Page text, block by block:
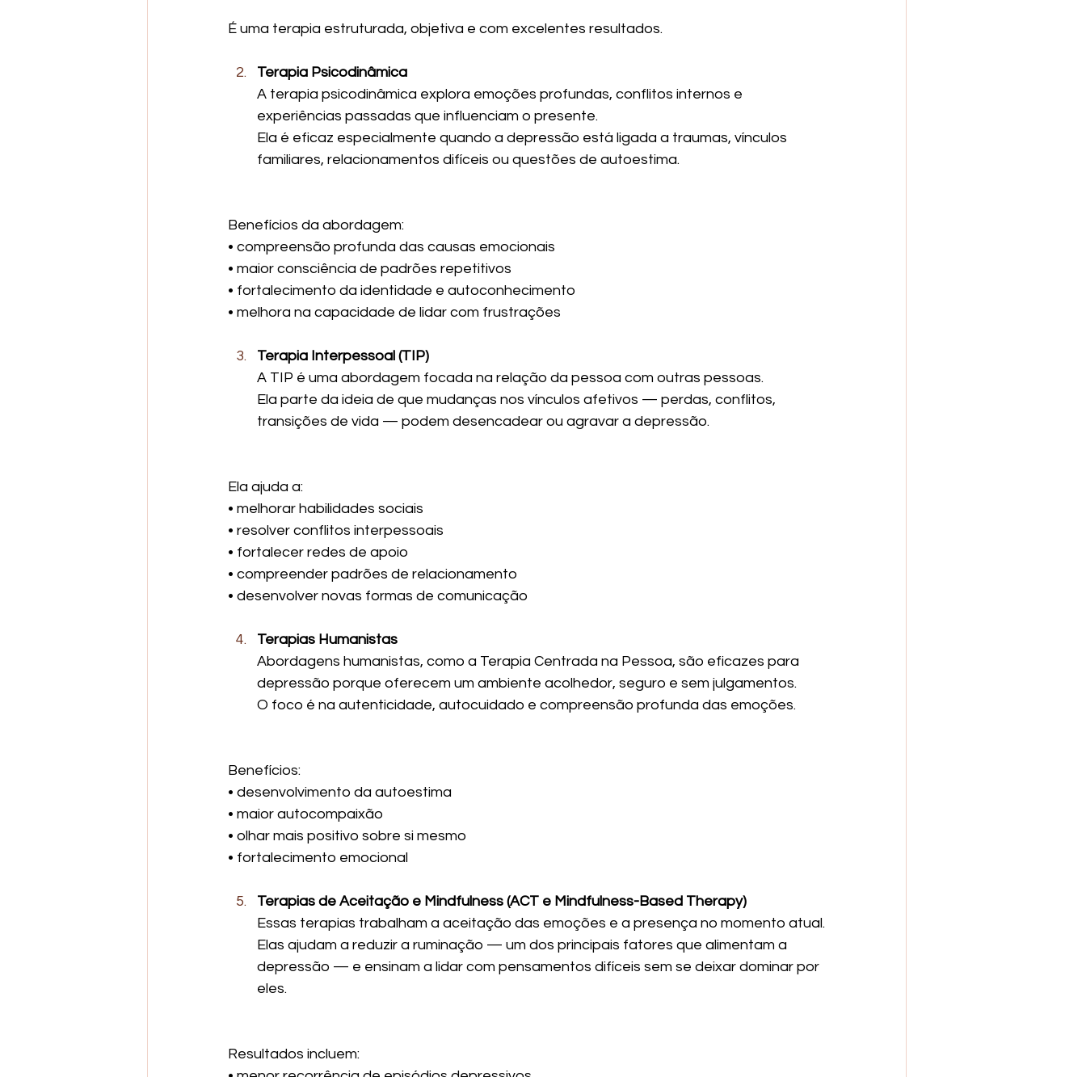
É uma terapia estruturada, objetiva e com excelentes resultados.
Terapia Psicodinâmica
A terapia psicodinâmica explora emoções profundas, conflitos internos e
experiências passadas que influenciam o presente.
Ela é eficaz especialmente quando a depressão está ligada a traumas, vínculos
familiares, relacionamentos difíceis ou questões de autoestima.
Benefícios da abordagem:
• compreensão profunda das causas emocionais
• maior consciência de padrões repetitivos
• fortalecimento da identidade e autoconhecimento
• melhora na capacidade de lidar com frustrações
Terapia Interpessoal (TIP)
A TIP é uma abordagem focada na relação da pessoa com outras pessoas.
Ela parte da ideia de que mudanças nos vínculos afetivos — perdas, conflitos,
transições de vida — podem desencadear ou agravar a depressão.
Ela ajuda a:
• melhorar habilidades sociais
• resolver conflitos interpessoais
• fortalecer redes de apoio
• compreender padrões de relacionamento
• desenvolver novas formas de comunicação
Terapias Humanistas
Abordagens humanistas, como a Terapia Centrada na Pessoa, são eficazes para
depressão porque oferecem um ambiente acolhedor, seguro e sem julgamentos.
O foco é na autenticidade, autocuidado e compreensão profunda das emoções.
Benefícios:
• desenvolvimento da autoestima
• maior autocompaixão
• olhar mais positivo sobre si mesmo
• fortalecimento emocional
Terapias de Aceitação e Mindfulness (ACT e Mindfulness-Based Therapy)
Essas terapias trabalham a aceitação das emoções e a presença no momento atual.
Elas ajudam a reduzir a ruminação — um dos principais fatores que alimentam a
depressão — e ensinam a lidar com pensamentos difíceis sem se deixar dominar por
eles.
Resultados incluem: